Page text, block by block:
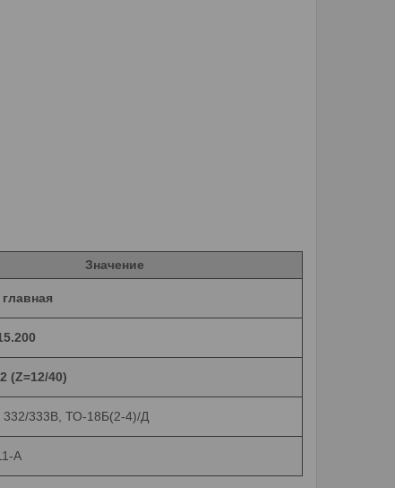
Значение
(Z=12/40)
333В, ТО-18Б(2-4)/Д
А